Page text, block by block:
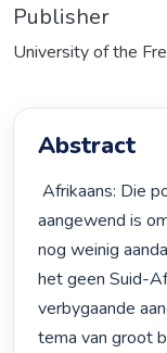
Publisher
University of the
Abstract
Afrikaans: Die pogings wat sedert Uniewording
aangewend is
nog weinig
het geen Suid-
verbygaande
tema van groot